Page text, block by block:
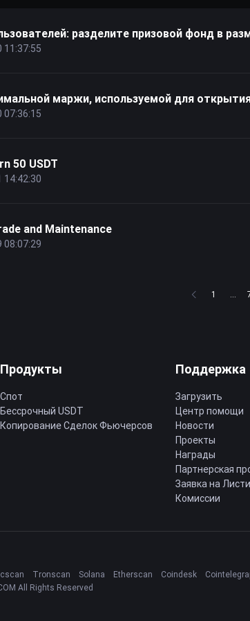
разделите призовой фонд в
маржи, используемой для
50 USDT
and Maintenance
1 ...
Продукты
Спот
Бессрочный USDT
Копирование Cделок Фьючерсов
Поддержка
Загрузить
Центр помощи
Новости
Проекты
Награды
Партнерская
Заявка на
Комиссии
Tronscan Solana Etherscan Coindesk
All Rights Reserved